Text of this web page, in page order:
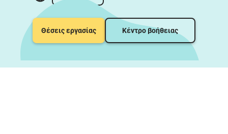
Θέσεις εργασίας Κέντρο βοήθειας